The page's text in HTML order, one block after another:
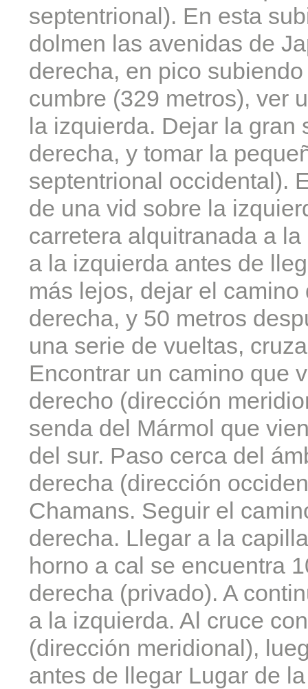
septentrional). En esta
dolmen las avenidas de
derecha, en pico
cumbre (329 metros), ver
la izquierda. Dejar la gran
derecha, y tomar la
septentrional occidental).
de una vid sobre la
carretera alquitranada a
a la izquierda antes de
más lejos, dejar el
derecha, y 50 metros
una serie de vueltas,
Encontrar un camino que
derecho (dirección
senda del Mármol que
del sur. Paso cerca del
derecha (dirección
Chamans. Seguir el
derecha. Llegar a la
horno a cal se encuentra
derecha (privado). A
a la izquierda. Al cruce
(dirección meridional),
antes de llegar Lugar de